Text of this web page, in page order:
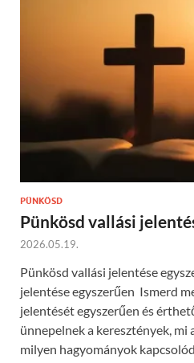
PÜNKÖSD
Pünkösd vallási
2026.05.19.
Pünkösd vallási jelentése
jelentése egyszerűen Ismerd
jelentését egyszerűen és
ünnepelnek a keresztények, mi
milyen hagyományok